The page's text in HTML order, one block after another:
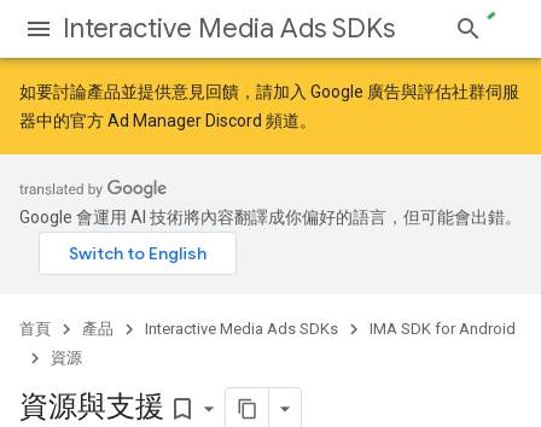
Interactive Media Ads SDKs
如要討論產品並提供意見回饋，請加入 Google 廣告與評估社群伺服
器中的官方 Ad Manager Discord 頻道。
Google 會運用 AI 技術將內容翻譯成你偏好的語言，但可能會出錯。
首頁 產品 Interactive Media Ads SDKs
IMA SDK for Android
資源
資源與支援 bookmark_border